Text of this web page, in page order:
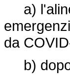
a)
da
b) dopo